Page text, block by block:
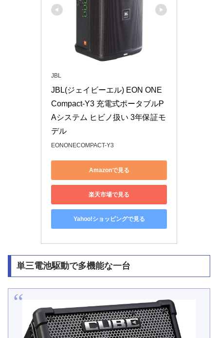
JBL
JBL(ジェイビーエル) EON ONE
Compact-Y3 充電式ポータブルP
Aシステム ヒビノ扱い 3年保証モ
デル
EONONECOMPACT-Y3
Amazonで見る
楽天市場で見る
Yahoo!ショッピングで見る
単三電池駆動で多機能な一台